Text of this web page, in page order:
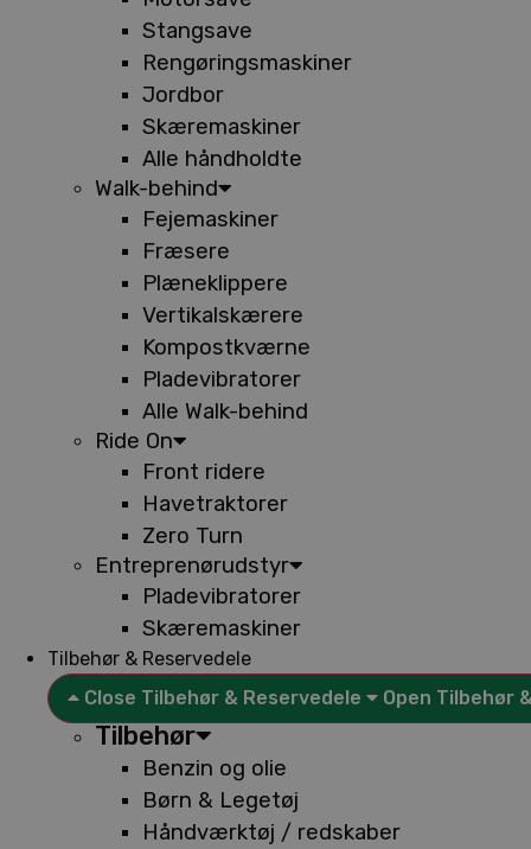
Stangsave
Rengøringsmaskiner
Jordbor
Skæremaskiner
Alle håndholdte
Walk-behind
Fejemaskiner
Fræsere
Plæneklippere
Vertikalskærere
Kompostkværne
Pladevibratorer
Alle Walk-behind
Ride On
Front ridere
Havetraktorer
Zero Turn
Entreprenørudstyr
Pladevibratorer
Skæremaskiner
Tilbehør & Reservedele
Close Tilbehør & Reservedele
Open Tilbehør
Tilbehør
Benzin og olie
Børn & Legetøj
Håndværktøj / redskaber